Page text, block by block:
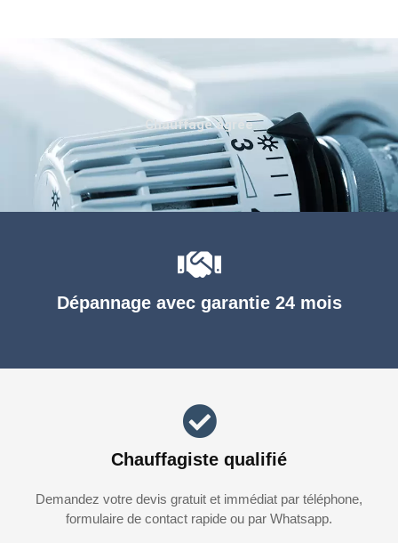
Dépannage avec garantie 24 mois
Chauffagiste qualifié
Demandez votre devis gratuit et immédiat par téléphone,
formulaire de contact rapide ou par Whatsapp.
Chauffage agréé